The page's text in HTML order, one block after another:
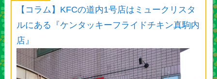
【コラム】KFCの道内1号店はミュークリスタ
ルにある『ケンタッキーフライドチキン真駒内
店』